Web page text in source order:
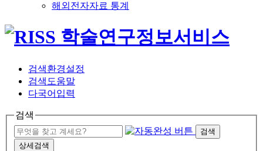
해외전자자료 통계
검색환경설정
검색도움말
다국어입력
검색
검색
상세검색